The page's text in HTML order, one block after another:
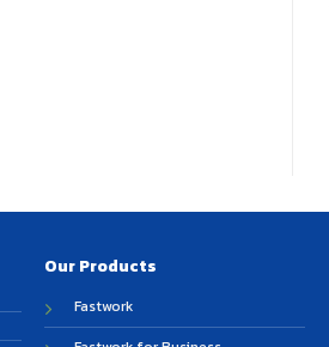
Our Products
Fastwork